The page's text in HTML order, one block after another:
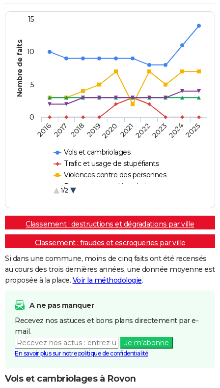
Nombre de faits
Vols et cambriolages
Trafic et usage de stupéfiants
Violences contre des personnes
Destructions et dégradations
1/2
20162017 20182019202020212022202320242025
0
5
10
15
Classement : destructions et dégradations par ville
Classement : fraudes et escroqueries par ville
Si dans une commune, moins de cinq faits ont été recensés
au cours des trois dernières années, une donnée moyenne est
proposée à la place. Voir la méthodologie.
A ne pas manquer
Recevez nos astuces et bons plans directement par e-
mail.
Je m'abonne
En savoir plus sur notre politique de confidentialité
Vols et cambriolages à Rovon